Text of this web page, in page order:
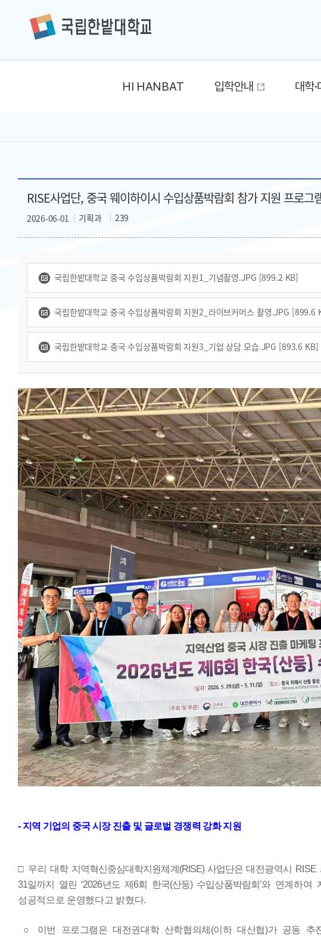
HI HANBAT 입학안내 대학
RISE사업단, 중국 웨이하이시 수입상품박람회 참가 지원 프로그
기획과 239
2026-06-01
국립한밭대학교 중국 수입상품박람회 지원1_기념촬영.JPG [899.2 KB]
국립한밭대학교 중국 수입상품박람회 지원2_라이브커머스 촬영.JPG [899.6
국립한밭대학교 중국 수입상품박람회 지원3_기업 상담 모습.JPG [893.6 KB]
- 지역 기업의 중국 시장 진출 및 글로벌 경쟁력 강화 지원
□ 우리 대학 지역혁신중심대학지원체계 (RISE) 사업단은 대전광역시 RISE
31일까지 열린 ‘2026년도 제6회 한국(산둥) 수입상품박람회 ’와 연계하여
성공적으로 운영했다고 밝혔다.
○ 이번 프로그램은 대전권대학 산학협의체 (이하 대산협)가 공동 추진